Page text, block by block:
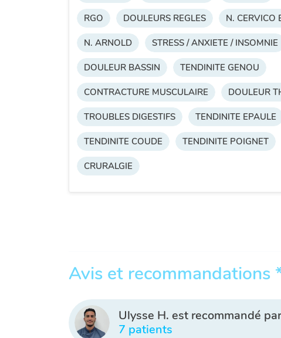
RGO DOULEURS REGLES N. CERVICO
N. ARNOLD STRESS / ANXIETE / INSOMNIE
DOULEUR BASSIN TENDINITE GENOU
CONTRACTURE MUSCULAIRE DOULEUR
TROUBLES DIGESTIFS TENDINITE EPAULE
TENDINITE COUDE TENDINITE POIGNET
CRURALGIE
Avis et recommandations
Ulysse H. est recommandé par
7 patients